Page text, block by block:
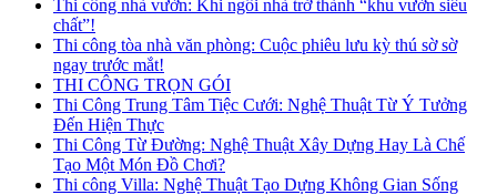
Thi công nhà vườn: Khi ngôi nhà trở thành “khu vườn siêu
chất”!
Thi công tòa nhà văn phòng: Cuộc phiêu lưu kỳ thú sờ sờ
ngay trước mắt!
THI CÔNG TRỌN GÓI
Thi Công Trung Tâm Tiệc Cưới: Nghệ Thuật Từ Ý Tưởng
Đến Hiện Thực
Thi Công Từ Đường: Nghệ Thuật Xây Dựng Hay Là Chế
Tạo Một Món Đồ Chơi?
Thi công Villa: Nghệ Thuật Tạo Dựng Không Gian Sống